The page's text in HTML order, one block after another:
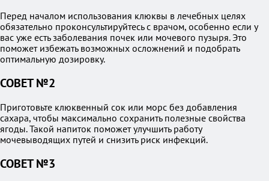
Перед началом использования клюквы в лечебных целях
обязательно проконсультируйтесь с врачом, особенно если у
вас уже есть заболевания почек или мочевого пузыря. Это
поможет избежать возможных осложнений и подобрать
оптимальную дозировку.
СОВЕТ №2
Приготовьте клюквенный сок или морс без добавления
сахара, чтобы максимально сохранить полезные свойства
ягоды. Такой напиток поможет улучшить работу
мочевыводящих путей и снизить риск инфекций.
СОВЕТ №3